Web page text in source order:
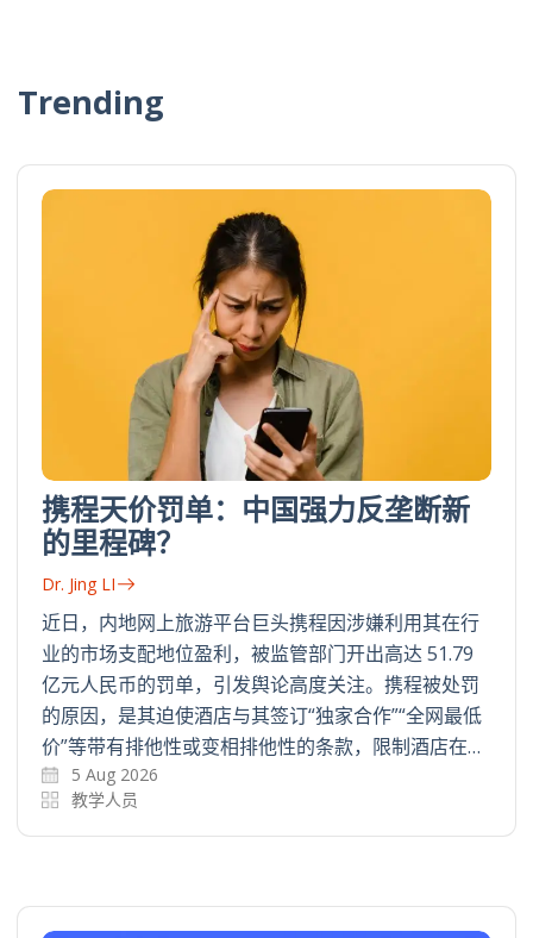
Trending
携程天价罚单：中国强力反垄断新
的里程碑？
Dr. Jing LI
近日，内地网上旅游平台巨头携程因涉嫌利用其在行
业的市场支配地位盈利，被监管部门开出高达 51.79
亿元人民币的罚单，引发舆论高度关注。携程被处罚
的原因，是其迫使酒店与其签订“独家合作”“全网最低
价”等带有排他性或变相排他性的条款，限制酒店在…
5 Aug 2026
教学人员